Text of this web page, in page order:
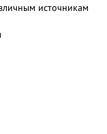
источникам